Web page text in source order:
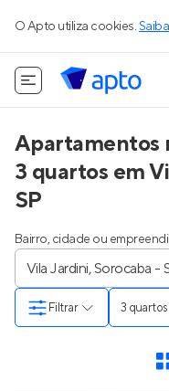
O Apto utiliza cookies.
Apartamentos
3 quartos em
SP
Bairro, cidade ou
3 quartos
Filtrar